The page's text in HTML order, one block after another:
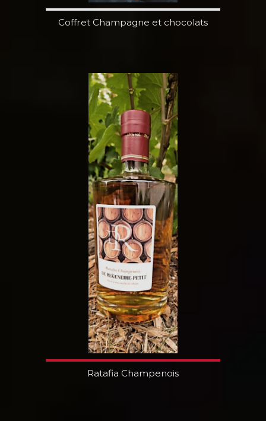
Coffret Champagne et chocolats
Ratafia Champenois